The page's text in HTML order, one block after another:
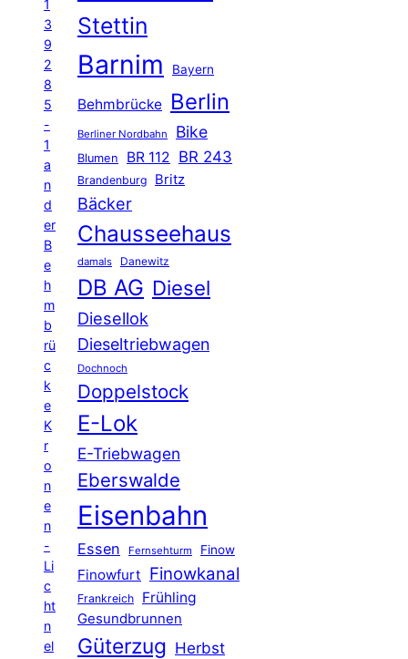
1
3
9
2
8
5
-
1
a
n
d
er
B
e
h
m
b
rü
c
k
e
K
r
o
n
e
n
-
Li
c
ht
n
el
Stettin
Barnim Bayern
Behmbrücke Berlin
Berliner Nordbahn Bike
Blumen BR 112 BR 243
Brandenburg Britz
Bäcker
Chausseehaus
damals Danewitz
DB AG Diesel
Diesellok
Dieseltriebwagen
Dochnoch
Doppelstock
E-Lok
E-Triebwagen
Eberswalde
Eisenbahn
Essen Fernsehturm Finow
Finowfurt Finowkanal
Frankreich Frühling
Gesundbrunnen
Güterzug Herbst